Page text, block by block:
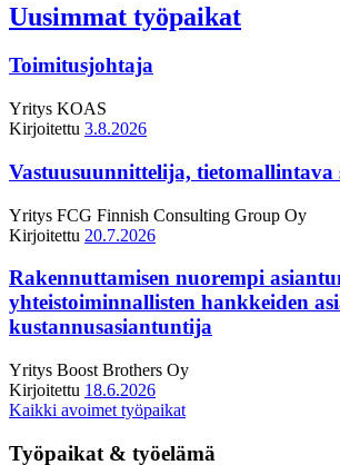
Uusimmat työpaikat
Toimitusjohtaja
Yritys KOAS
Kirjoitettu 3.8.2026
Vastuusuunnittelija, tietomallintava
Yritys FCG Finnish Consulting Group Oy
Kirjoitettu 20.7.2026
Rakennuttamisen nuorempi
yhteistoiminnallisten hankkeiden
kustannusasiantuntija
Yritys Boost Brothers Oy
Kirjoitettu 18.6.2026
Kaikki avoimet työpaikat
Työpaikat & työelämä